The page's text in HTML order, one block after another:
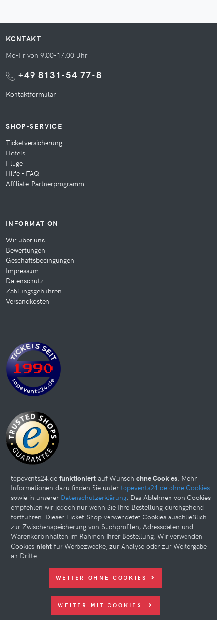
KONTAKT
Mo-Fr von 9:00-17:00 Uhr
+49 8131-54 77-8
Kontaktformular
SHOP-SERVICE
Ticketversicherung
Hotels
Flüge
Hilfe - FAQ
Affiliate-Partnerprogramm
INFORMATION
Wir über uns
Bewertungen
Geschäftsbedingungen
Impressum
Datenschutz
Zahlungsgebühren
Versandkosten
Diese Website kann Cookies verwenden. Bitte nehmen Sie weiter
unten Ihre Einstellungen vor.
© 2026 topevents24.de. All rights reserved.
topevents24.de funktioniert auf Wunsch ohne Cookies. Mehr
Informationen dazu finden Sie unter topevents24.de ohne Cookies
sowie in unserer Datenschutzerklärung. Das Ablehnen von Cookies
empfehlen wir jedoch nur wenn Sie Ihre Bestellung durchgehend
fortführen. Dieser Ticket Shop verwendetet Cookies auschließlich
zur Zwischenspeicherung von Suchprofilen, Adressdaten und
Warenkorbinhalten im Rahmen Ihrer Bestellung. Wir verwenden
Cookies nicht für Werbezwecke, zur Analyse oder zur Weitergabe
an Dritte.
WEITER OHNE COOKIES
WEITER MIT COOKIES